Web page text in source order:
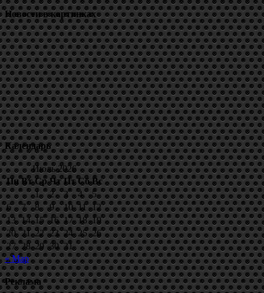
Новости в картинках
Календарь
Июль 2026
Пн Вт Ср Чт Пт Сб Вс
1
2 3 4
5
6
7 8 9 10 11 12
13 14 15 16 17 18 19
20 21 22 23 24 25 26
27 28 29 30 31
« Мар
Реклама